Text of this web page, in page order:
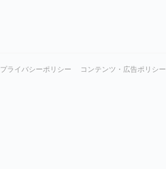
プライバシーポリシー コンテンツ・広告ポリシー